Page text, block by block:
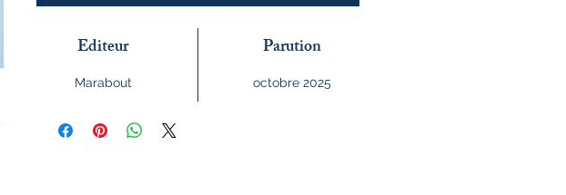
Editeur
Marabout
Parution
octobre 2025